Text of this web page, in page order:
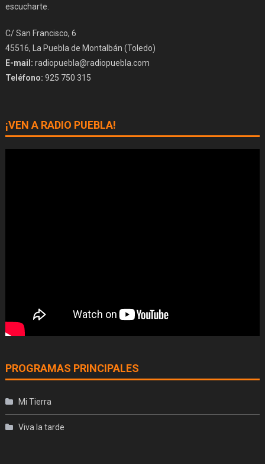
escucharte.
C/ San Francisco, 6
45516, La Puebla de Montalbán (Toledo)
E-mail: radiopuebla@radiopuebla.com
Teléfono: 925 750 315
¡VEN A RADIO PUEBLA!
PROGRAMAS PRINCIPALES
Mi Tierra
Viva la tarde